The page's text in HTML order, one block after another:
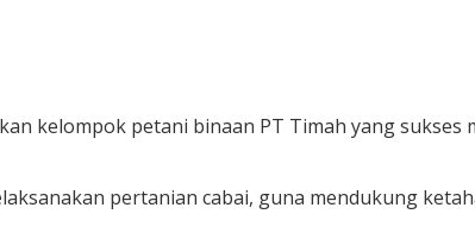
kelompok petani binaan PT Timah yang sukses
pertanian cabai, guna mendukung